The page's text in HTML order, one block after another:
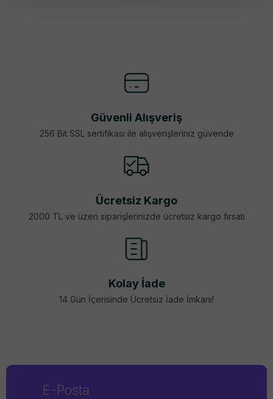
Güvenli Alışveriş
256 Bit SSL sertifikası ile alışverişleriniz güvende
Ücretsiz Kargo
2000 TL ve üzeri siparişlerinizde ücretsiz kargo fırsatı
Kolay İade
14 Gün İçerisinde Ücretsiz İade İmkanı!
E-Posta